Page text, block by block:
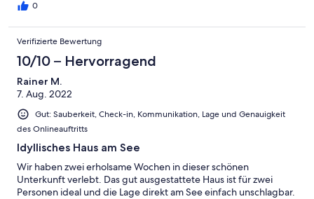
Abreise liefen ohne Probleme. Zudem sind Immo und seine Frau
Aber die gab es erst gar nicht.
0
Verifizierte Bewertung
10/10 – Hervorragend
Rainer M.
7. Aug. 2022
Gut: Sauberkeit, Check-in, Kommunikation, Lage und Genauigkeit
des Onlineauftritts
Idyllisches Haus am See
Wir haben zwei erholsame Wochen in dieser schönen
Unterkunft verlebt. Das gut ausgestattete Haus ist für zwei
Personen ideal und die Lage direkt am See einfach unschlagbar.